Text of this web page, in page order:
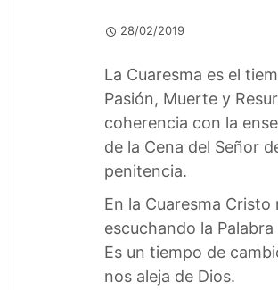
28/02/2019
La Cuaresma es el
Pasión, Muerte y
coherencia con la
de la Cena del Señor
penitencia.
En la Cuaresma
escuchando la
Es un tiempo de
nos aleja de Dios.